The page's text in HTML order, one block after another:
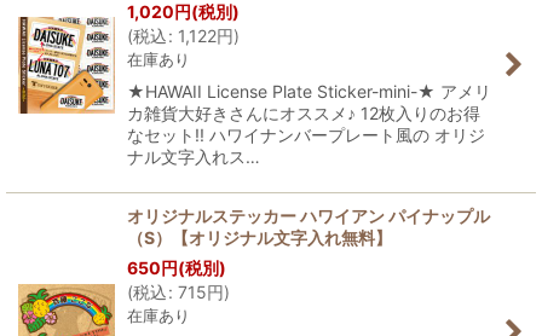
1,020円(税別)
(税込: 1,122円)
在庫あり
★HAWAII License Plate Sticker-mini-★ アメリ
カ雑貨大好きさんにオススメ♪ 12枚入りのお得
なセット!! ハワイナンバープレート風の オリジ
ナル文字入れス…
オリジナルステッカー ハワイアン パイナップル
（S）【オリジナル文字入れ無料】
650円(税別)
(税込: 715円)
在庫あり